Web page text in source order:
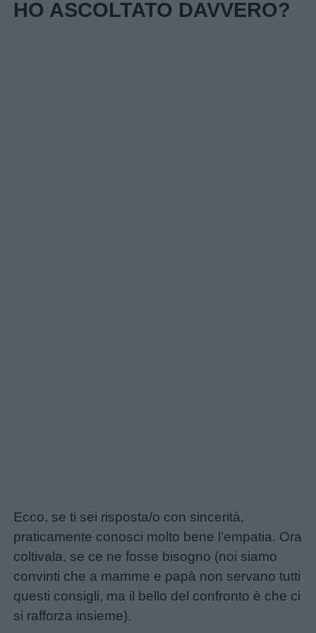
HO ASCOLTATO DAVVERO?
Ecco, se ti sei risposta/o con sincerità,
praticamente conosci molto bene l’empatia. Ora
coltivala, se ce ne fosse bisogno (noi siamo
convinti che a mamme e papà non servano tutti
questi consigli, ma il bello del confronto è che ci
si rafforza insieme).